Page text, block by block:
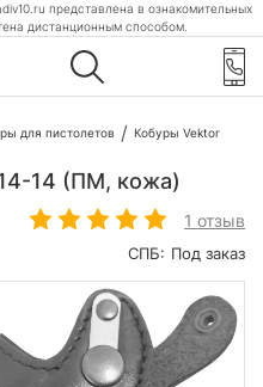
представлена в ознакомительных
дистанционным способом.
для пистолетов Кобуры Vektor
14 (ПМ, кожа)
1 отзыв
СПБ: Под заказ